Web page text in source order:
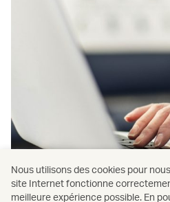
Nous utilisons des cookies pour
site Internet fonctionne
meilleure expérience possible. En